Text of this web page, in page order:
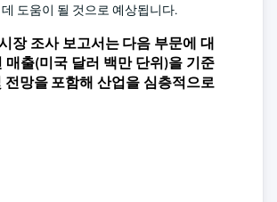
도움이 될 것으로 예상됩니다.
장 조사 보고서는 다음 부문에 대
매출(미국 달러 백만 단위)을 기준
전망을 포함해 산업을 심층적으로